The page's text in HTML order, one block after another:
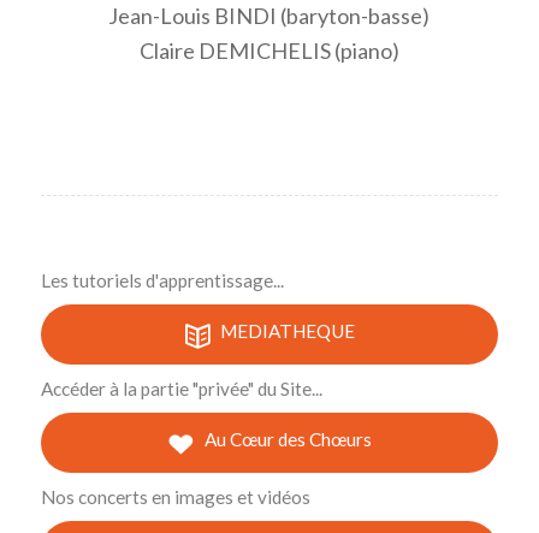
Jean-Louis BINDI (baryton-basse)
Claire DEMICHELIS (piano)
Les tutoriels d'apprentissage...
MEDIATHEQUE
Accéder à la partie "privée" du Site...
Au Cœur des Chœurs
Nos concerts en images et vidéos